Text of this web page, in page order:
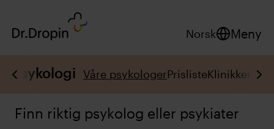
Norsk Meny
Psykologi Våre psykologerPrislisteKlinikker
Finn riktig psykolog eller psykiater